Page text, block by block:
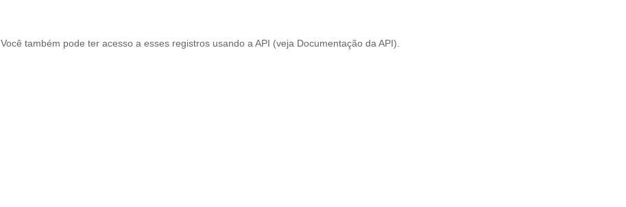
Você também pode ter acesso a esses registros usando a API (veja Documentação da API ).